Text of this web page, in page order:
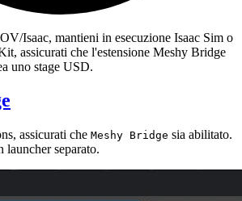
Isaac, mantieni in esecuzione Isaac Sim o
assicurati che l'estensione Meshy Bridge
uno stage USD.
assicurati che Meshy Bridge sia abilitato.
launcher separato.